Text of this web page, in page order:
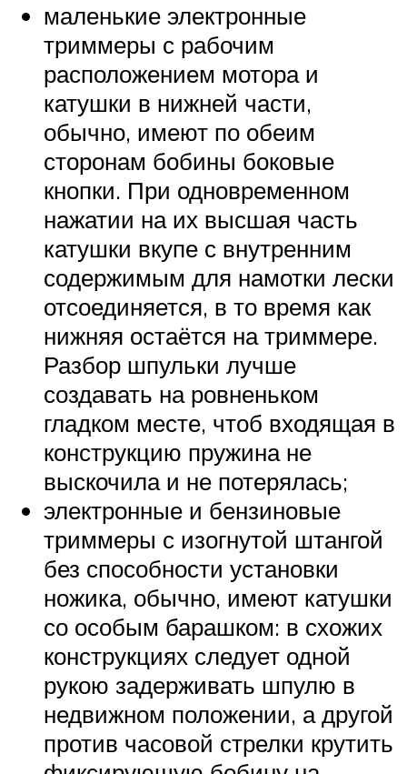
маленькие электронные
триммеры с рабочим
расположением мотора и
катушки в нижней части,
обычно, имеют по обеим
сторонам бобины боковые
кнопки. При одновременном
нажатии на их высшая часть
катушки вкупе с внутренним
содержимым для намотки лески
отсоединяется, в то время как
нижняя остаётся на триммере.
Разбор шпульки лучше
создавать на ровненьком
гладком месте, чтоб входящая в
конструкцию пружина не
выскочила и не потерялась;
электронные и бензиновые
триммеры с изогнутой штангой
без способности установки
ножика, обычно, имеют катушки
со особым барашком: в схожих
конструкциях следует одной
рукою задерживать шпулю в
недвижном положении, а другой
против часовой стрелки крутить